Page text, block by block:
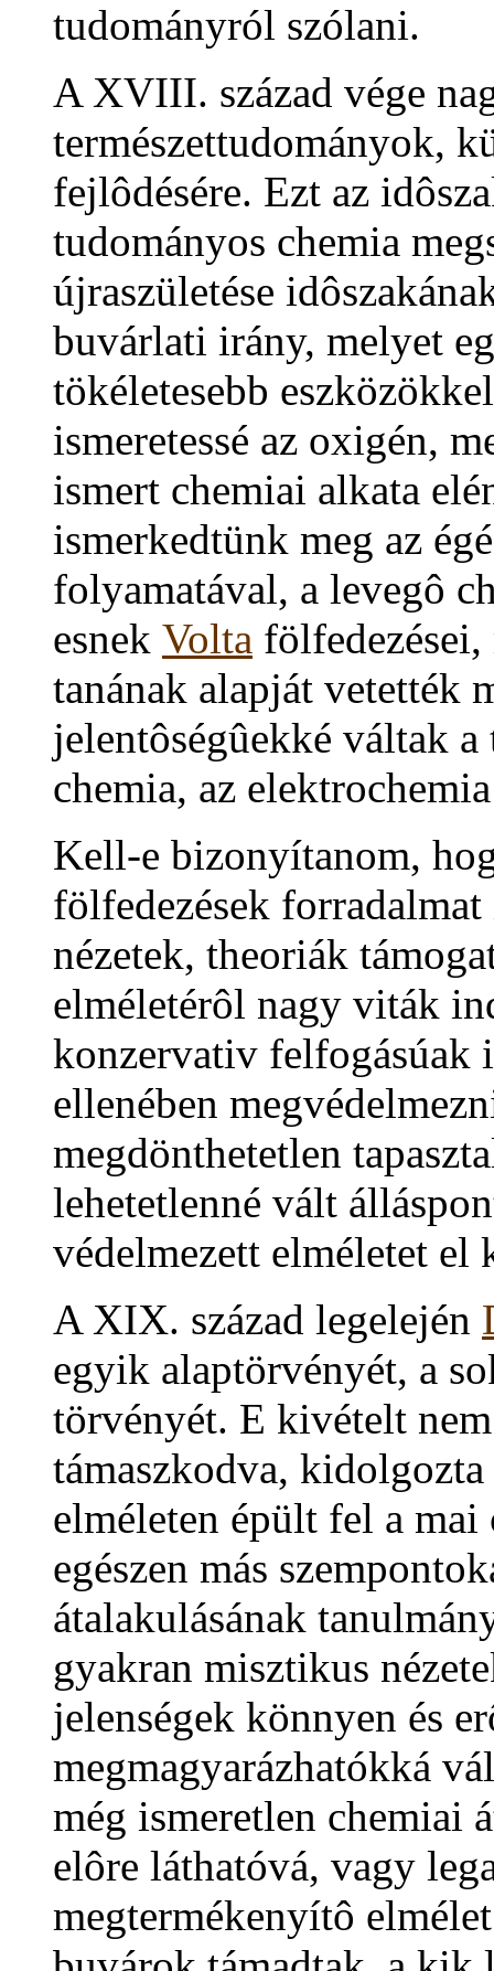
tudományról szólani.
A XVIII. század vége
természettudományok,
fejlôdésére. Ezt az
tudományos chemia
újraszületése
buvárlati irány, melyet
tökéletesebb
ismeretessé az oxigén,
ismert chemiai alkata
ismerkedtünk meg az
folyamatával, a levegô
esnek Volta
tanának alapját vetették
jelentôségûekké váltak
chemia, az
Kell-e bizonyítanom,
fölfedezések
nézetek, theoriák
elméletérôl nagy viták
konzervativ felfogásúak
ellenében
megdönthetetlen
lehetetlenné vált
védelmezett elméletet el
A XIX. század legelején
egyik alaptörvényét, a
törvényét. E kivételt
támaszkodva, kidolgozta
elméleten épült fel a
egészen más
átalakulásának
gyakran misztikus
jelenségek könnyen és
megmagyarázhatókká
még ismeretlen chemiai
elôre láthatóvá, vagy
megtermékenyítô